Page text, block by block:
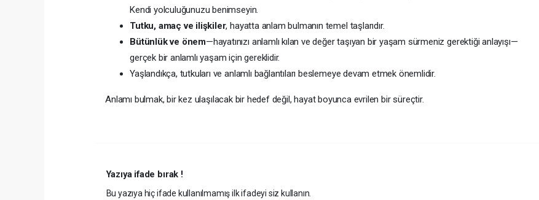
Kendi yolculuğunuzu benimseyin.
Tutku, amaç ve ilişkiler, hayatta anlam bulmanın temel taşlarıdır.
Bütünlük ve önem—hayatınızı anlamlı kılan ve değer taşıyan bir yaşam sürmeniz gerektiği anlayışı—
gerçek bir anlamlı yaşam için gereklidir.
Yaşlandıkça, tutkuları ve anlamlı bağlantıları beslemeye devam etmek önemlidir.
Anlamı bulmak, bir kez ulaşılacak bir hedef değil, hayat boyunca evrilen bir süreçtir.
Yazıya ifade bırak !
Bu yazıya hiç ifade kullanılmamış ilk ifadeyi siz kullanın.